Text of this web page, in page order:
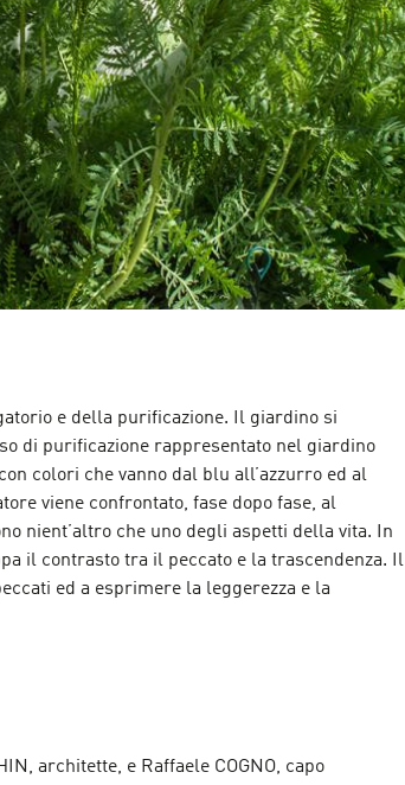
e della purificazione. Il giardino si
di purificazione rappresentato nel giardino
colori che vanno dal blu all’azzurro ed al
viene confrontato, fase dopo fase, al
nient’altro che uno degli aspetti della vita. In
il contrasto tra il peccato e la trascendenza. Il
ed a esprimere la leggerezza e la
architette, e Raffaele COGNO, capo